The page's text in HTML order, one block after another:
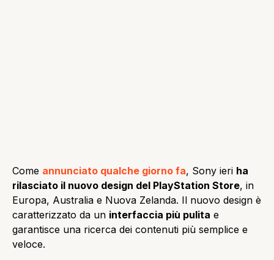
Come annunciato qualche giorno fa, Sony ieri ha
rilasciato il nuovo design del PlayStation Store, in
Europa, Australia e Nuova Zelanda. Il nuovo design è
caratterizzato da un interfaccia più pulita e
garantisce una ricerca dei contenuti più semplice e
veloce.